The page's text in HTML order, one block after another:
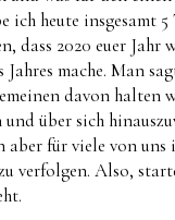
ich heute insgesamt
dass 2020 euer
Jahres mache. Man
davon halten
und über sich
aber für viele von
verfolgen. Also,